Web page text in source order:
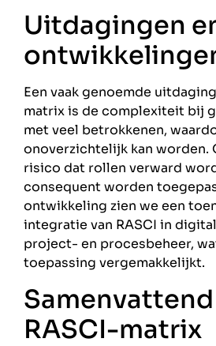
Uitdagingen
Een vaak genoemde
matrix is de complexiteit bij
met veel betrokkenen,
onoverzichtelijk kan worden.
risico dat rollen verward
consequent worden
ontwikkeling zien we een
integratie van RASCI in
project- en procesbeheer,
toepassing vergemakkelijkt.
RASCI-matrix